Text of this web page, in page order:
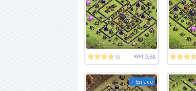
10.8K
+ Enlace